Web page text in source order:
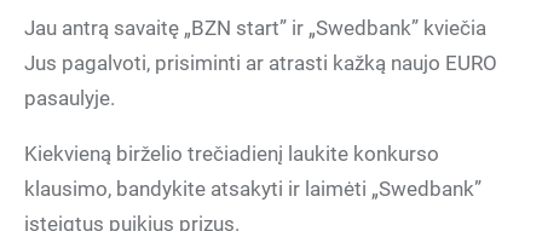
Jau antrą savaitę „BZN start” ir „Swedbank” kviečia
Jus pagalvoti, prisiminti ar atrasti kažką naujo EURO
pasaulyje.
Kiekvieną birželio trečiadienį laukite konkurso
klausimo, bandykite atsakyti ir laimėti „Swedbank”
įsteigtus puikius prizus.